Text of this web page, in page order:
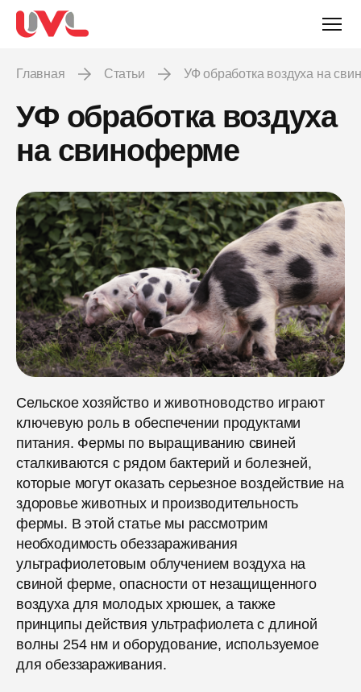
Главная Статьи УФ обработка воздуха на
УФ обработка воздуха
на свиноферме
Сельское хозяйство и животноводство играют
ключевую роль в обеспечении продуктами
питания. Фермы по выращиванию свиней
сталкиваются с рядом бактерий и болезней,
которые могут оказать серьезное воздействие на
здоровье животных и производительность
фермы. В этой статье мы рассмотрим
необходимость обеззараживания
ультрафиолетовым облучением воздуха на
свиной ферме, опасности от незащищенного
воздуха для молодых хрюшек, а также
принципы действия ультрафиолета с длиной
волны 254 нм и оборудование, используемое
для обеззараживания.